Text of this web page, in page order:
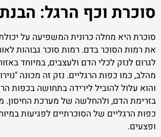
סוכרת וכף הרגל:
סוכרת היא מחלה כרונית המשפיעה על
את רמות הסוכר בדם. רמות סוכר גבוהות
לגרום לנזק לכלי הדם ולעצבים, במיוחד
מהלב, כמו כפות הרגליים. נזק זה מכונה
והוא עלול להוביל לירידה בתחושה בכפות
בזרימת הדם, ולהחלשה של מערכת החיסון.
כפות הרגליים של הסוכרתיים לפגיעות
ופצעים.